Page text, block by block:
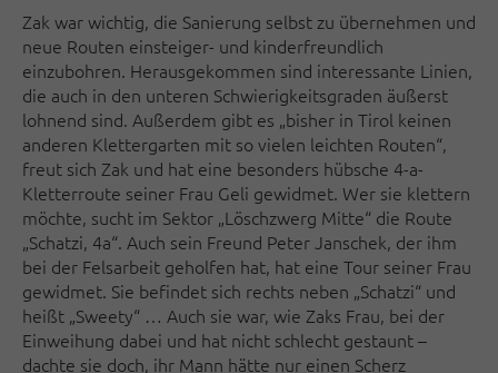
Zak war wichtig, die Sanierung selbst zu übernehmen und
neue Routen einsteiger- und kinderfreundlich
einzubohren. Herausgekommen sind interessante Linien,
die auch in den unteren Schwierigkeitsgraden äußerst
lohnend sind. Außerdem gibt es „bisher in Tirol keinen
anderen Klettergarten mit so vielen leichten Routen“,
freut sich Zak und hat eine besonders hübsche 4-a-
Kletterroute seiner Frau Geli gewidmet. Wer sie klettern
möchte, sucht im Sektor „Löschzwerg Mitte“ die Route
„Schatzi, 4a“. Auch sein Freund Peter Janschek, der ihm
bei der Felsarbeit geholfen hat, hat eine Tour seiner Frau
gewidmet. Sie befindet sich rechts neben „Schatzi“ und
heißt „Sweety“ … Auch sie war, wie Zaks Frau, bei der
Einweihung dabei und hat nicht schlecht gestaunt –
dachte sie doch, ihr Mann hätte nur einen Scherz